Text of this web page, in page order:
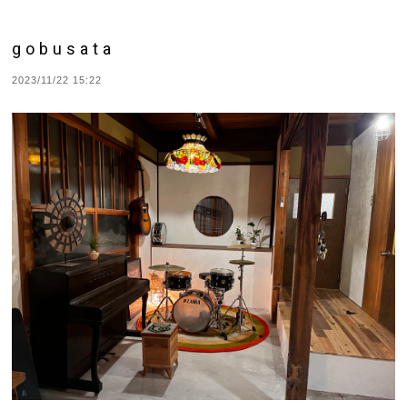
gobusata
2023/11/22 15:22